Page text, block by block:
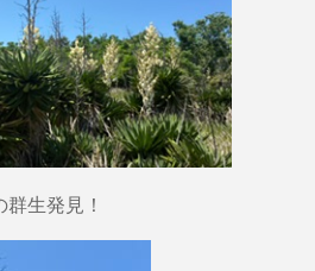
生発見！